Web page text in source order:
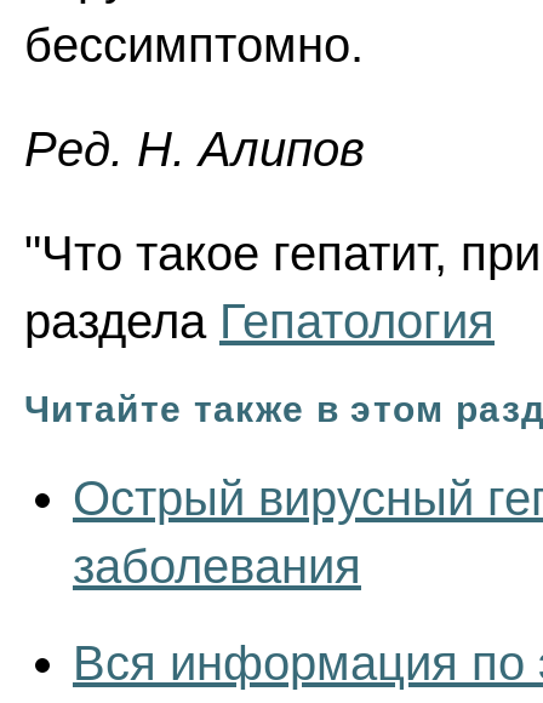
бессимптомно.
Ред. Н. Алипов
"Что такое гепатит,
раздела Гепатология
Читайте также в этом
Острый вирусный
заболевания
Вся информация по